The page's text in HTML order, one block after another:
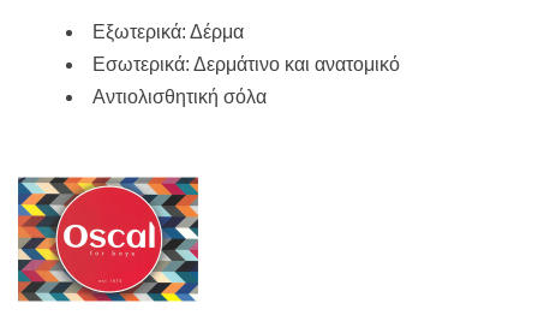
Εξωτερικά: Δέρμα
Εσωτερικά: Δερμάτινο και ανατομικό
Αντιολισθητική σόλα